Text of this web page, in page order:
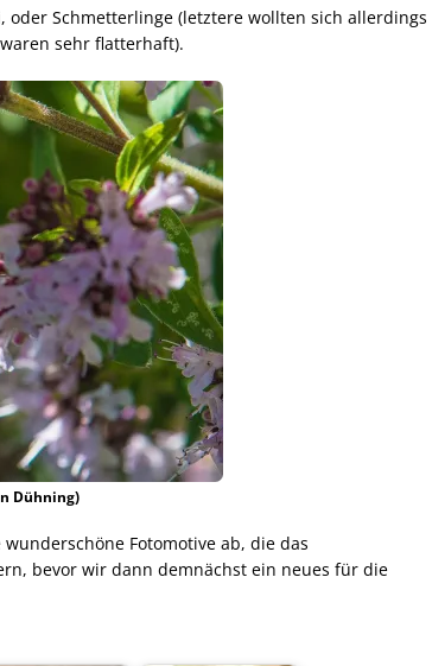
Schmetterlinge (letztere wollten sich allerdings
sehr flatterhaft).
Dühning)
Fotomotive ab, die das
bevor wir dann demnächst ein neues für die